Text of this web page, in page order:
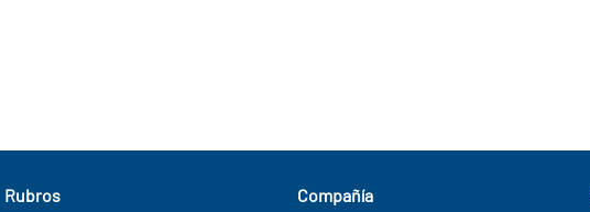
Rubros
Compañía